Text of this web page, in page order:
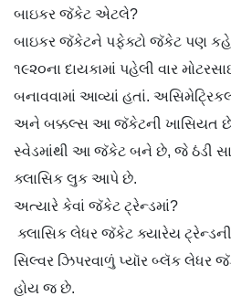
બાઇકર જૅકેટ એટલે?
બાઇકર જૅકેટને પફેક્ટો જૅકેટ પણ
૧૯૨૦ના દાયકામાં પહેલી વાર
બનાવવામાં આવ્યાં હતાં.
અને બક્કલ્સ આ જૅકેટની ખાસિયત છે.
સ્વેડમાંથી આ જૅકેટ બને છે, જે ઠંડી
ક્લાસિક લુક આપે છે.
અત્યારે કેવાં જૅકેટ ટ્રેન્ડમાં?
ક્લાસિક લેધર જૅકેટ ક્યારેય
સિલ્વર ઝિપરવાળું પ્યૉર બ્લૅક લેધર
હોય જ છે.